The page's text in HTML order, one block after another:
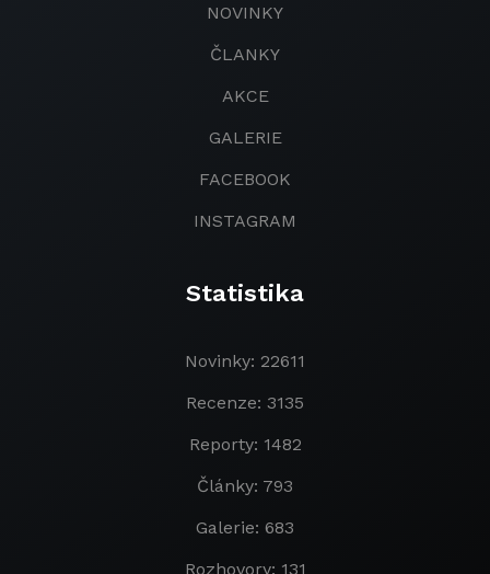
NOVINKY
ČLANKY
AKCE
GALERIE
FACEBOOK
INSTAGRAM
Statistika
Novinky: 22611
Recenze: 3135
Reporty: 1482
Články: 793
Galerie: 683
Rozhovory: 131